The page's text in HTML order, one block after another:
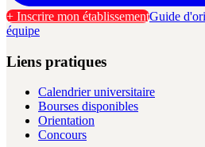
+ Inscrire mon établissementGuide
équipe
Liens pratiques
Calendrier universitaire
Bourses disponibles
Orientation
Concours